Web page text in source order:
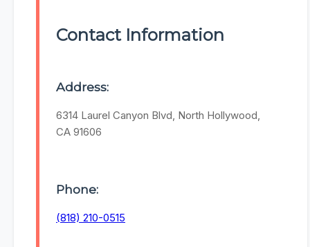
Contact Information
Address:
6314 Laurel Canyon Blvd, North Hollywood,
CA 91606
Phone:
(818) 210-0515